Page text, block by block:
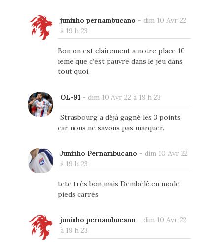
juninho pernambucano - dim 10 Avr 22
à 19 h 23
Bon on est clairement a notre place 10
ieme que c’est pauvre dans le jeu dans
tout quoi.
OL-91- dim 10 Avr 22 à 19 h 23
Strasbourg a déjà gagné les 3 points
car nous ne savons pas marquer.
Juninho Pernambucano - dim 10 Avr 22
à 19 h 23
tete très bon mais Dembélé en mode
pieds carrés
juninho pernambucano - dim 10 Avr 22
à 19 h 23